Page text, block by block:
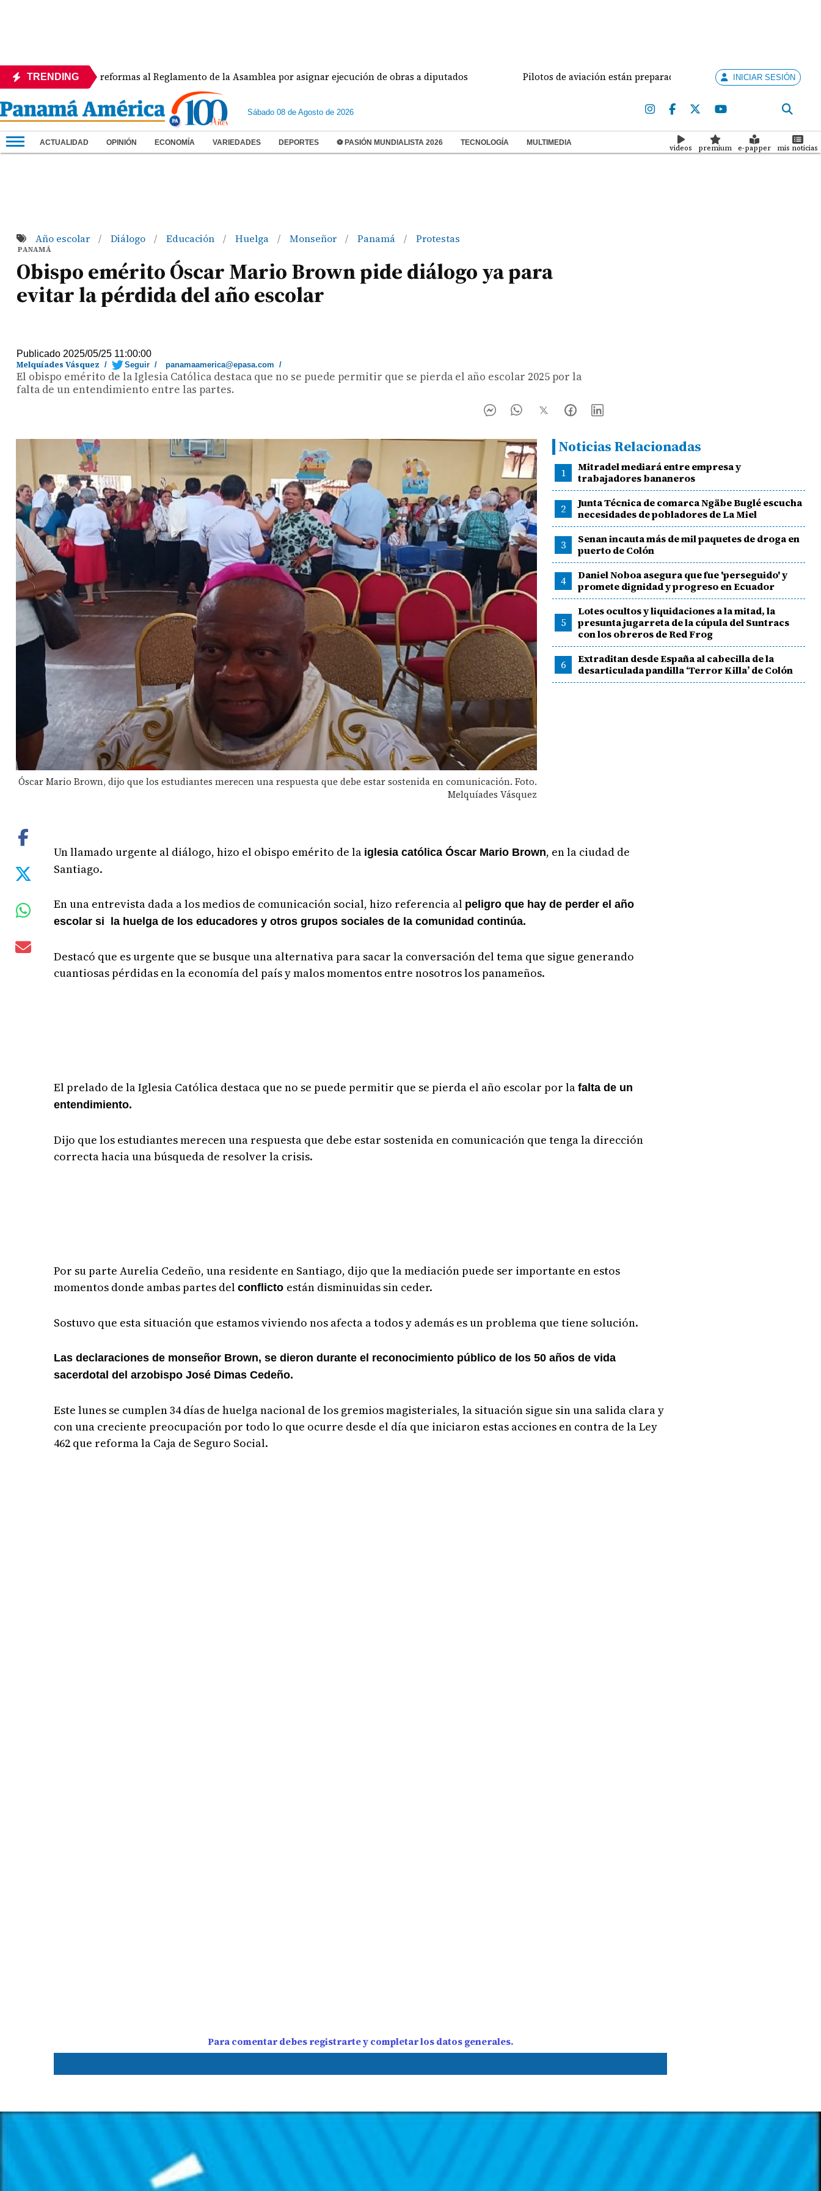
TRENDING
rechaza reformas al Reglamento de la Asamblea por asignar ejecución de obras a diputados Pilotos de aviación están preparados para ejercer la docenciaINICIAR SESIÓN
Sábado 08 de Agosto de 2026
ACTUALIDAD OPINIÓN ECONOMÍA VARIEDADES DEPORTES ⚽ PASIÓN MUNDIALISTA 2026 TECNOLOGÍA MULTIMEDIA
videos premium e-papper mis noticias
Año escolar / Diálogo / Educación / Huelga / Monseñor / Panamá / Protestas
PANAMÁ
Obispo emérito Óscar Mario Brown pide diálogo ya para
evitar la pérdida del año escolar
Publicado 2025/05/25 11:00:00
Melquíades Vásquez / Seguir / panamaamerica@epasa.com /
El obispo emérito de la Iglesia Católica destaca que no se puede permitir que se pierda el año escolar 2025 por la
falta de un entendimiento entre las partes.
Óscar Mario Brown, dijo que los estudiantes merecen una respuesta que debe estar sostenida en comunicación. Foto.
Melquíades Vásquez
Noticias Relacionadas
1
Mitradel mediará entre empresa y
trabajadores bananeros
2
Junta Técnica de comarca Ngäbe Buglé escucha
necesidades de pobladores de La Miel
3
Senan incauta más de mil paquetes de droga en
puerto de Colón
4
Daniel Noboa asegura que fue 'perseguido' y
promete dignidad y progreso en Ecuador
5
Lotes ocultos y liquidaciones a la mitad, la
presunta jugarreta de la cúpula del Suntracs
con los obreros de Red Frog
6
Extraditan desde España al cabecilla de la
desarticulada pandilla ‘Terror Killa’ de Colón
Un llamado urgente al diálogo, hizo el obispo emérito de la iglesia católica Óscar Mario Brown, en la ciudad de
Santiago.
En una entrevista dada a los medios de comunicación social, hizo referencia al peligro que hay de perder el año
escolar si la huelga de los educadores y otros grupos sociales de la comunidad continúa.
Destacó que es urgente que se busque una alternativa para sacar la conversación del tema que sigue generando
cuantiosas pérdidas en la economía del país y malos momentos entre nosotros los panameños.
El prelado de la Iglesia Católica destaca que no se puede permitir que se pierda el año escolar por lafalta de un
entendimiento.
Dijo que los estudiantes merecen una respuesta que debe estar sostenida en comunicación que tenga la dirección
correcta hacia una búsqueda de resolver la crisis.
Por su parte Aurelia Cedeño, una residente en Santiago, dijo que la mediación puede ser importante en estos
momentos donde ambas partes delconflicto están disminuidas sin ceder.
Sostuvo que esta situación que estamos viviendo nos afecta a todos y además es un problema que tiene solución.
Las declaraciones de monseñor Brown, se dieron durante el reconocimiento público de los 50 años de vida
sacerdotal del arzobispo José Dimas Cedeño.
Este lunes se cumplen 34 días de huelga nacional de los gremios magisteriales, la situación sigue sin una salida clara y
con una creciente preocupación por todo lo que ocurre desde el día que iniciaron estas acciones en contra de la Ley
462 que reforma la Caja de Seguro Social.
Para comentar debes registrarte y completar los datos generales.